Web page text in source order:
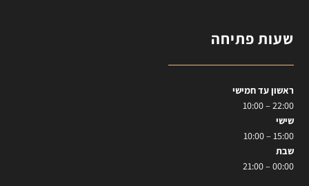
שעות פתיחה
ראשון עד חמישי
22:00 – 10:00
שישי
15:00 – 10:00
שבת
00:00 – 21:00